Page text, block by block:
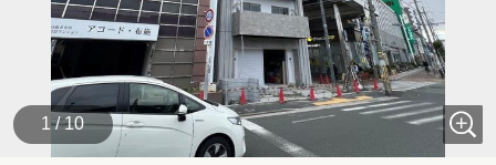
1 / 10